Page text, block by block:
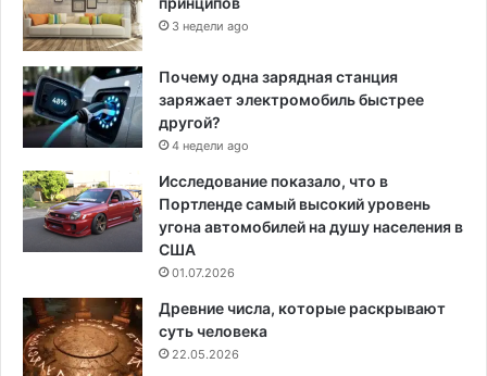
3 недели ago
Почему одна зарядная станция
заряжает электромобиль быстрее
другой?
4 недели ago
Исследование показало, что в
Портленде самый высокий уровень
угона автомобилей на душу населения в
США
01.07.2026
Древние числа, которые раскрывают
суть человека
22.05.2026